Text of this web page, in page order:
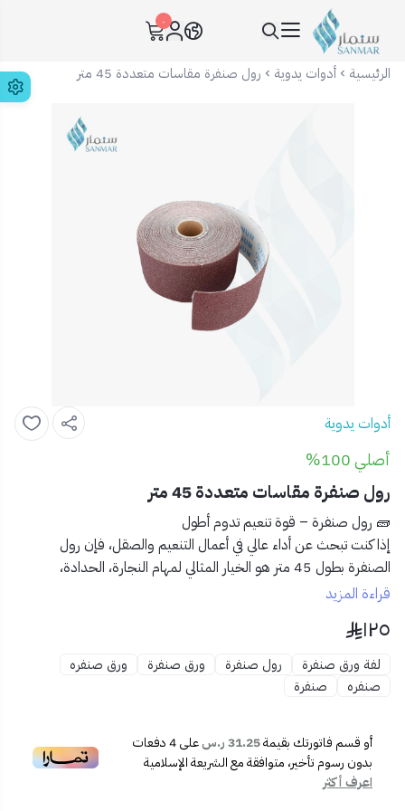
سنمار Sanmar
٠
الرئيسية أدوات يدوية رول صنفرة مقاسات متعددة 45 متر
أدوات يدوية
أصلي 100%
رول صنفرة مقاسات متعددة 45 متر
🧱 رول صنفرة – قوة تنعيم تدوم أطول
إذا كنت تبحث عن أداء عالي في أعمال التنعيم والصقل، فإن رول
الصنفرة بطول 45 متر
هو الخيار المثالي لمهام النجارة، الحدادة،
والدهانات. مرن، عملي، وقابل للقص حسب الحاجة!
✅المميزات:
🪵 سطح صنفرة عالي الجودة
لتنعيم الأخشاب والمعادن
والبلاستيك
📏طول 45 متر
يمنحك استخدام طويل الأمد وتوفير اقتصادي
🌀صنفرة قوية ومتجانسةتزيل الطبقات بسلاسة وفعالية
🧰متوفر بمقاسات متعددة
قراءة المزيد
١٢٥
لفة ورق صنفرة رول صنفرة ورق صنفرة
ورق صنفره
صنفره
صنفرة
أو قسم فاتورتك بقيمة31.25 ر.س على4دفعات
بدون رسوم تأخير، متوافقة مع الشريعة الإسلامية
اعرف أكثر